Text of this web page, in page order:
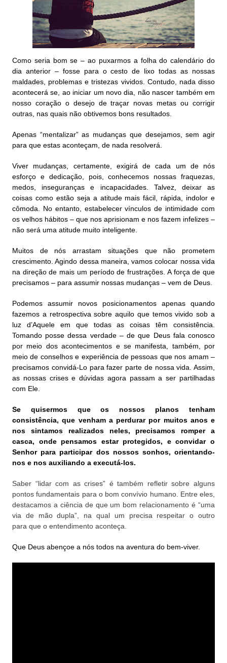
Como seria bom se – ao puxarmos a folha do calendário do
dia anterior – fosse para o cesto de lixo todas as nossas
maldades,
problemas e tristezas vividos. Contudo, nada disso
acontecerá se, ao iniciar um novo dia, não nascer também em
nosso coração o desejo de traçar novas metas ou corrigir
outras, nas quais não obtivemos bons resultados.
Apenas “mentalizar” as mudanças que desejamos, sem agir
para que estas aconteçam, de nada resolverá.
Viver mudanças, certamente, exigirá de cada um de nós
esforço e dedicação, pois, conhecemos nossas fraquezas,
medos, inseguranças e incapacidades. Talvez, deixar as
coisas como estão seja a atitude mais fácil, rápida, indolor e
cômoda. No entanto, estabelecer vínculos de intimidade com
os velhos hábitos – que nos aprisionam e nos fazem infelizes –
não será uma atitude muito inteligente.
Muitos de nós arrastam situações que não prometem
crescimento. Agindo dessa maneira, vamos colocar nossa vida
na direção de mais um período de frustrações. A força de que
precisamos – para assumir nossas mudanças – vem de Deus.
Podemos assumir novos posicionamentos apenas quando
fazemos a retrospectiva sobre aquilo que temos vivido sob a
luz d’Aquele em que todas as coisas têm consistência.
Tomando posse dessa verdade – de que Deus fala conosco
por meio dos acontecimentos e se manifesta, também, por
meio de conselhos e experiência de pessoas que nos amam –
precisamos convidá-Lo para fazer parte de nossa vida. Assim,
as nossas crises e dúvidas agora passam a ser partilhadas
com Ele.
Se quisermos que os nossos planos tenham
consistência, que venham a perdurar por muitos anos e
nos sintamos realizados neles, precisamos romper a
casca, onde pensamos estar protegidos, e convidar o
Senhor para participar dos nossos sonhos, orientando-
nos e nos auxiliando a executá-los.
Saber “lidar com as crises” é também refletir sobre alguns
pontos fundamentais para o bom convívio humano. Entre eles,
destacamos a ciência de que um bom relacionamento é “uma
via de mão dupla”, na qual um precisa respeitar o outro
para que o entendimento aconteça.
Que Deus abençoe a nós todos na aventura do bem-viver.